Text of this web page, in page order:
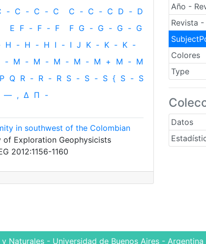
Año -
Revista -
Colores
Type
Datos
- C - C - C C - C - C D - D
E F - F - F F G - G - G - G
H - H - H I - I J K - K - K -
- M - M - M - M - M + M - M
P Q R - R - R S - S - S { S - S
— , Δ Π -
in southwest of the Colombian
of Exploration Geophysicists
2012:1156-1160
Naturales - Universidad de Buenos Aires - Argentina